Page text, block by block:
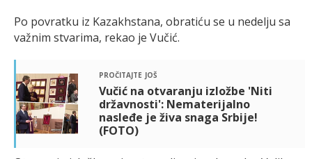
Po povratku iz Kazakhstana, obratiću se u nedelju sa
važnim stvarima, rekao je Vučić.
pročitajte još
Vučić na otvaranju izložbe 'Niti
državnosti': Nematerijalno
nasleđe je živa snaga Srbije!
(FOTO)